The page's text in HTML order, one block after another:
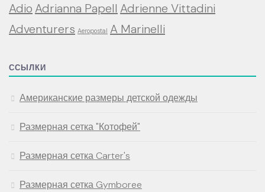
Adio Adrianna Papell Adrienne Vittadini
Adventurers Aeropostal A Marinelli
ССЫЛКИ
Американские размеры детской одежды
Размерная сетка "Котофей"
Размерная сетка Carter's
Размерная сетка Gymboree